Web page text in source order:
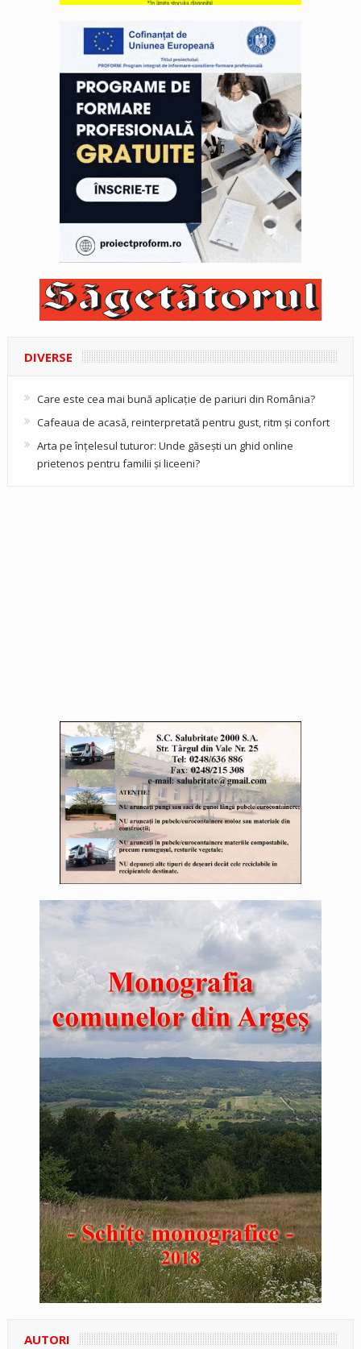
DIVERSE
Care este cea mai bună aplicație de pariuri din România?
Cafeaua de acasă, reinterpretată pentru gust, ritm și confort
Arta pe înțelesul tuturor: Unde găsești un ghid online
prietenos pentru familii și liceeni?
AUTORI